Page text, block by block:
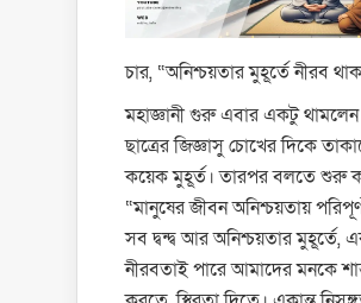
চার, “অনিশ্চয়তার মুহূর্তে নীরব
মহাজ্ঞানী গুরু এবার একটু
ছাত্রের জিজ্ঞাসু চোখের দিকে
কয়েক মুহূর্ত। তারপর বলতে শুরু
“মানুষের জীবন অনিশ্চয়তায়
সব দ্বন্দ্ব আর অনিশ্চয়তার মুহূর্তে,
নীরবতাই পারে আমাদের মনকে